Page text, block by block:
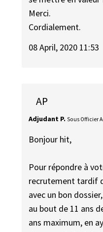
Merci.
Cordialement.
08 April, 2020 11:53
AP
Adjudant P. Sous Officier
Bonjour hit,
Pour répondre à
recrutement tardif
avec un bon
au bout de 11 ans
ans maximum, en